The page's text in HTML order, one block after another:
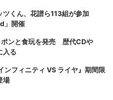
くん、花譜ら113組が参加
」開催
ンと食玩を発売 歴代CDや
入る
ンフィニティ VS ライヤ』期間限
場